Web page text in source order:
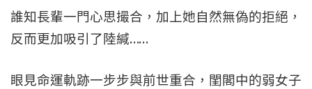
誰知長輩一門心思撮合，加上她自然無偽的拒絕，
反而更加吸引了陸緘……
眼見命運軌跡一步步與前世重合，閨閣中的弱女子